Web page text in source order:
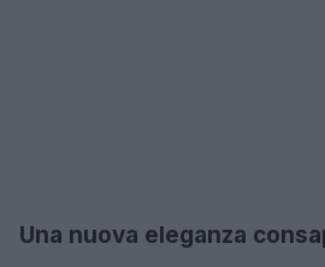
Una nuova eleganza